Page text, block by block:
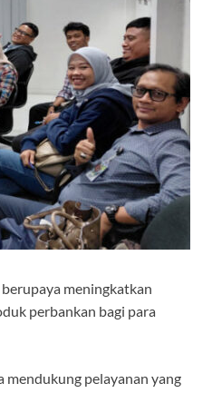
meningkatkan
perbankan bagi para
pelayanan yang